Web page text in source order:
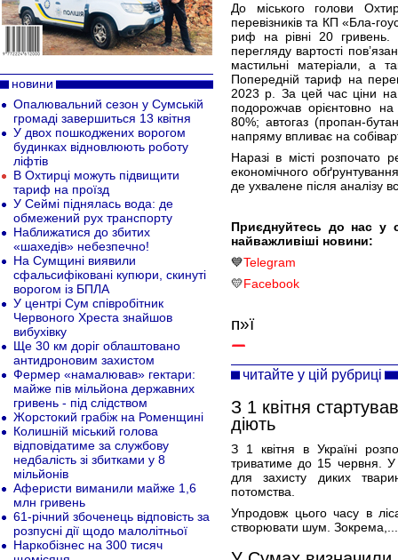
До міського голови
перевізників та КП «Бла-
риф на рівні 20 гривень.
перегляду вартості
мастильні матеріали, а
Попередній тариф на
2023 р. За цей час ціни
подорожчав орієнтовно
80%; автогаз (пропан-
напряму впливає на
Наразі в місті розпочато
економічного
де ухвалене після аналізу
Приєднуйтесь до нас у
найважливіші новини:
💙Telegram
💛Facebook
п»ї
читайте у цій рубриці
З 1 квітня
діють
З 1 квітня в Україні
триватиме до 15 червня.
для захисту диких
потомства.
Упродовж цього часу в
створювати шум.
новини
Опалювальний сезон у Сумській
громаді завершиться 13 квітня
У двох пошкоджених ворогом
будинках відновлюють роботу
ліфтів
В Охтирці можуть підвищити
тариф на проїзд
У Сеймі піднялась вода: де
обмежений рух транспорту
Наближатися до збитих
«шахедів» небезпечно!
На Сумщині виявили
сфальсифіковані купюри, скинуті
ворогом із БПЛА
У центрі Сум співробітник
Червоного Хреста знайшов
вибухівку
Ще 30 км доріг облаштовано
антидроновим захистом
Фермер «намалював» гектари:
майже пів мільйона державних
гривень - під слідством
Жорстокий грабіж на Роменщині
Колишній міський голова
відповідатиме за службову
недбалість зі збитками у 8
мільйонів
Аферисти виманили майже 1,6
млн гривень
61-річний збоченець відповість за
розпусні дії щодо малолітньої
Наркобізнес на 300 тисяч